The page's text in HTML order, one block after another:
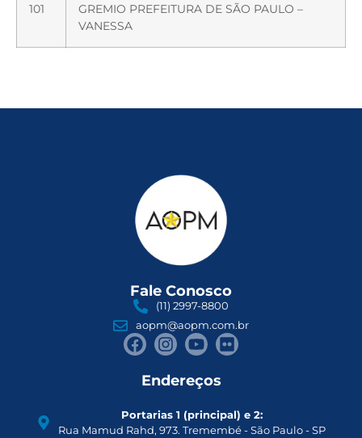
101
GREMIO PREFEITURA DE SÃO PAULO –
VANESSA
Fale Conosco
(11) 2997-8800
aopm@aopm.com.br
Endereços
Portarias 1 (principal) e 2:
Rua Mamud Rahd, 973. Tremembé - São Paulo - SP